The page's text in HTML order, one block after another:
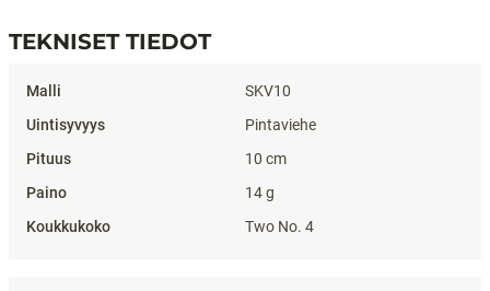
TEKNISET TIEDOT
SKV10
Pintaviehe
10 cm
14 g
Two No. 4